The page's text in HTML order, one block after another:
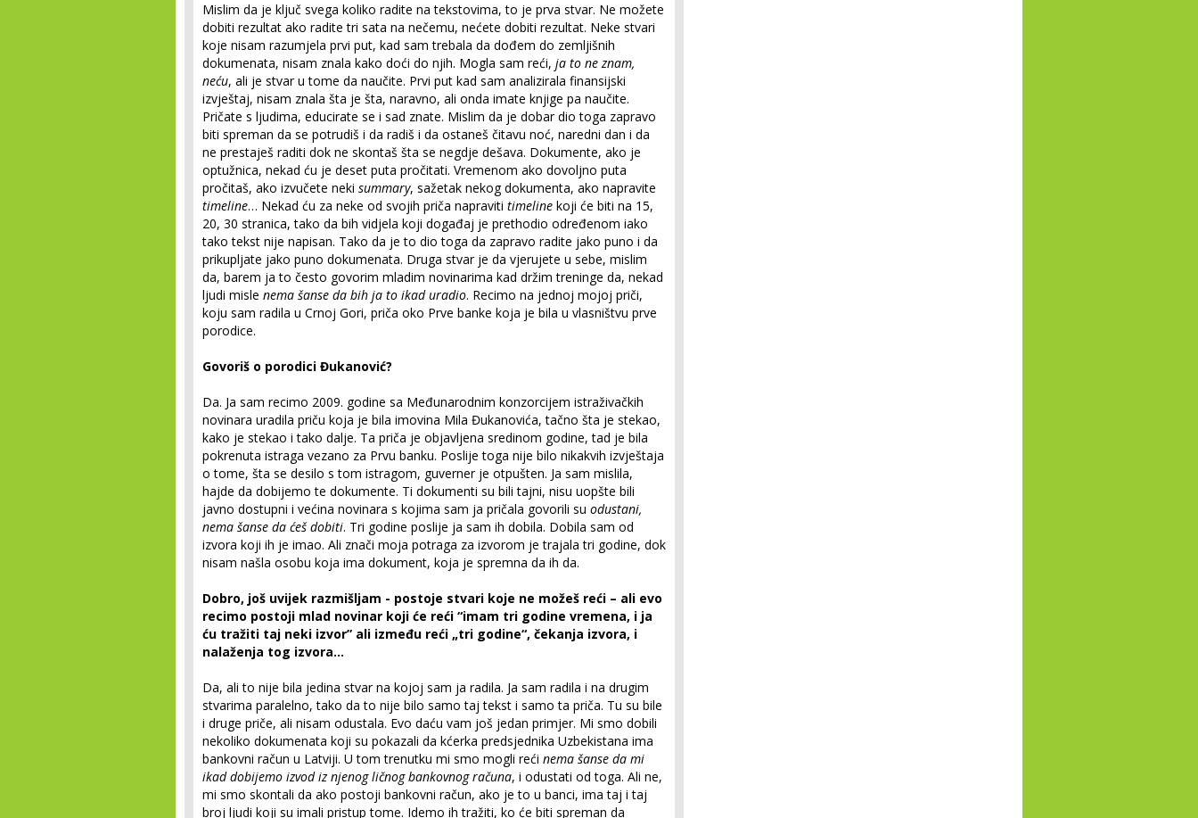
Mislim da je ključ svega koliko radite na tekstovima, to je prva stvar. Ne možete
dobiti rezultat ako radite tri sata na nečemu, nećete dobiti rezultat. Neke stvari
koje nisam razumjela prvi put, kad sam trebala da dođem do zemljišnih
dokumenata, nisam znala kako doći do njih. Mogla sam reći, ja to ne znam,
neću, ali je stvar u tome da naučite. Prvi put kad sam analizirala finansijski
izvještaj, nisam znala šta je šta, naravno, ali onda imate knjige pa naučite.
Pričate s ljudima, educirate se i sad znate. Mislim da je dobar dio toga zapravo
biti spreman da se potrudiš i da radiš i da ostaneš čitavu noć, naredni dan i da
ne prestaješ raditi dok ne skontaš šta se negdje dešava. Dokumente, ako je
optužnica, nekad ću je deset puta pročitati. Vremenom ako dovoljno puta
pročitaš, ako izvučete neki summary, sažetak nekog dokumenta, ako napravite
timeline… Nekad ću za neke od svojih priča napraviti timeline koji će biti na 15,
20, 30 stranica, tako da bih vidjela koji događaj je prethodio određenom iako
tako tekst nije napisan. Tako da je to dio toga da zapravo radite jako puno i da
prikupljate jako puno dokumenata. Druga stvar je da vjerujete u sebe, mislim
da, barem ja to često govorim mladim novinarima kad držim treninge da, nekad
ljudi misle nema šanse da bih ja to ikad uradio. Recimo na jednoj mojoj priči,
koju sam radila u Crnoj Gori, priča oko Prve banke koja je bila u vlasništvu prve
porodice.
Govoriš o porodici Đukanović?
Da. Ja sam recimo 2009. godine sa Međunarodnim konzorcijem istraživačkih
novinara uradila priču koja je bila imovina Mila Đukanovića, tačno šta je stekao,
kako je stekao i tako dalje. Ta priča je objavljena sredinom godine, tad je bila
pokrenuta istraga vezano za Prvu banku. Poslije toga nije bilo nikakvih izvještaja
o tome, šta se desilo s tom istragom, guverner je otpušten. Ja sam mislila,
hajde da dobijemo te dokumente. Ti dokumenti su bili tajni, nisu uopšte bili
javno dostupni i većina novinara s kojima sam ja pričala govorili su odustani,
nema šanse da ćeš dobiti. Tri godine poslije ja sam ih dobila. Dobila sam od
izvora koji ih je imao. Ali znači moja potraga za izvorom je trajala tri godine, dok
nisam našla osobu koja ima dokument, koja je spremna da ih da.
Dobro, još uvijek razmišljam - postoje stvari koje ne možeš reći – ali evo
recimo postoji mlad novinar koji će reći “imam tri godine vremena, i ja
ću tražiti taj neki izvor” ali između reći „tri godine“, čekanja izvora, i
nalaženja tog izvora…
Da, ali to nije bila jedina stvar na kojoj sam ja radila. Ja sam radila i na drugim
stvarima paralelno, tako da to nije bilo samo taj tekst i samo ta priča. Tu su bile
i druge priče, ali nisam odustala. Evo daću vam još jedan primjer. Mi smo dobili
nekoliko dokumenata koji su pokazali da kćerka predsjednika Uzbekistana ima
bankovni račun u Latviji. U tom trenutku mi smo mogli reći nema šanse da mi
ikad dobijemo izvod iz njenog ličnog bankovnog računa, i odustati od toga. Ali ne,
mi smo skontali da ako postoji bankovni račun, ako je to u banci, ima taj i taj
broj ljudi koji su imali pristup tome. Idemo ih tražiti, ko će biti spreman da